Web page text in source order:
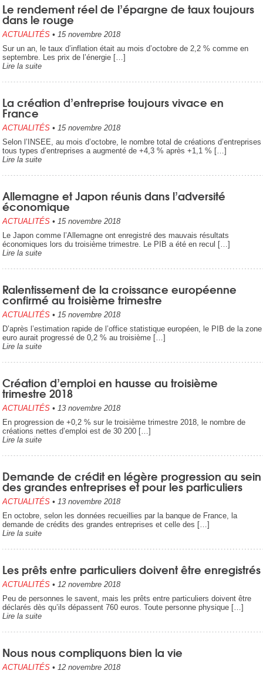
Le rendement réel de l’épargne de taux toujours
dans le rouge
ACTUALITÉS • 15 novembre 2018
Sur un an, le taux d’inflation était au mois d’octobre de 2,2 % comme en
septembre. Les prix de l’énergie […]
Lire la suite
La création d’entreprise toujours vivace en
France
ACTUALITÉS • 15 novembre 2018
Selon l’INSEE, au mois d’octobre, le nombre total de créations d’entreprises
tous types d’entreprises a augmenté de +4,3 % après +1,1 % […]
Lire la suite
Allemagne et Japon réunis dans l’adversité
économique
ACTUALITÉS • 15 novembre 2018
Le Japon comme l’Allemagne ont enregistré des mauvais résultats
économiques lors du troisième trimestre. Le PIB a été en recul […]
Lire la suite
Ralentissement de la croissance européenne
confirmé au troisième trimestre
ACTUALITÉS • 15 novembre 2018
D’après l’estimation rapide de l’office statistique européen, le PIB de la zone
euro aurait progressé de 0,2 % au troisième […]
Lire la suite
Création d’emploi en hausse au troisième
trimestre 2018
ACTUALITÉS • 13 novembre 2018
En progression de +0,2 % sur le troisième trimestre 2018, le nombre de
créations nettes d’emploi est de 30 200 […]
Lire la suite
Demande de crédit en légère progression au sein
des grandes entreprises et pour les particuliers
ACTUALITÉS • 13 novembre 2018
En octobre, selon les données recueillies par la banque de France, la
demande de crédits des grandes entreprises et celle des […]
Lire la suite
Les prêts entre particuliers doivent être enregistrés
ACTUALITÉS • 12 novembre 2018
Peu de personnes le savent, mais les prêts entre particuliers doivent être
déclarés dès qu’ils dépassent 760 euros. Toute personne physique […]
Lire la suite
Nous nous compliquons bien la vie
ACTUALITÉS • 12 novembre 2018